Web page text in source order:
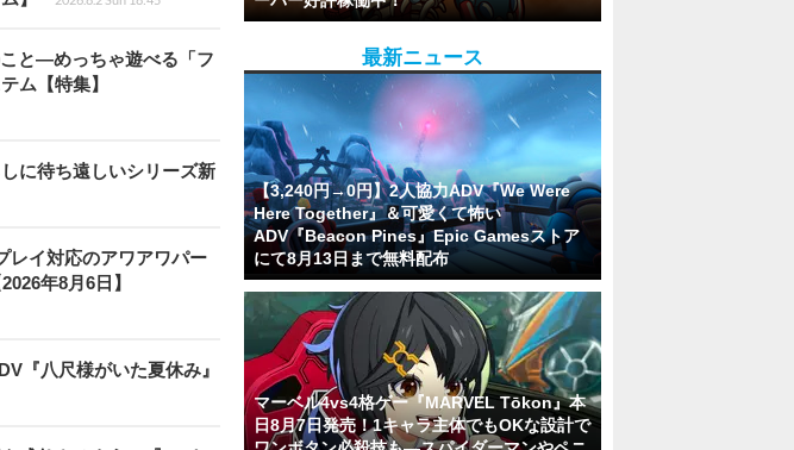
と―めっちゃ遊べる「フ
ム【特集】
に待ち遠しいシリーズ新
レイ対応のアワアワパー
年8月6日】
『八尺様がいた夏休み』
最新ニュース
【3,240円→0円】2人協力ADV『We Were
Here Together』＆可愛くて怖い
ADV『Beacon Pines』Epic Gamesストア
にて8月13日まで無料配布
マーベル4vs4格ゲー『MARVEL Tōkon』本
日8月7日発売！1キャラ主体でもOKな設計で